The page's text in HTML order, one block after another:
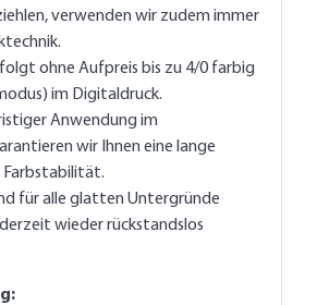
verwenden wir zudem immer
ohne Aufpreis bis zu 4/0 farbig
im Digitaldruck.
Anwendung im
wir Ihnen eine lange
Farbstabilität.
für alle glatten Untergründe
wieder rückstandslos